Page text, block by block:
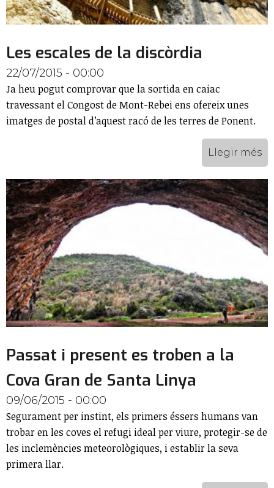
Les escales de la discòrdia
22/07/2015 - 00:00
Ja heu pogut comprovar que la sortida en caiac
travessant el Congost de Mont-Rebei ens ofereix unes
imatges de postal d’aquest racó de les terres de Ponent.
Llegir més
Passat i present es troben a la
Cova Gran de Santa Linya
09/06/2015 - 00:00
Segurament per instint, els primers éssers humans van
trobar en les coves el refugi ideal per viure, protegir-se de
les inclemències meteorològiques, i establir la seva
primera llar.